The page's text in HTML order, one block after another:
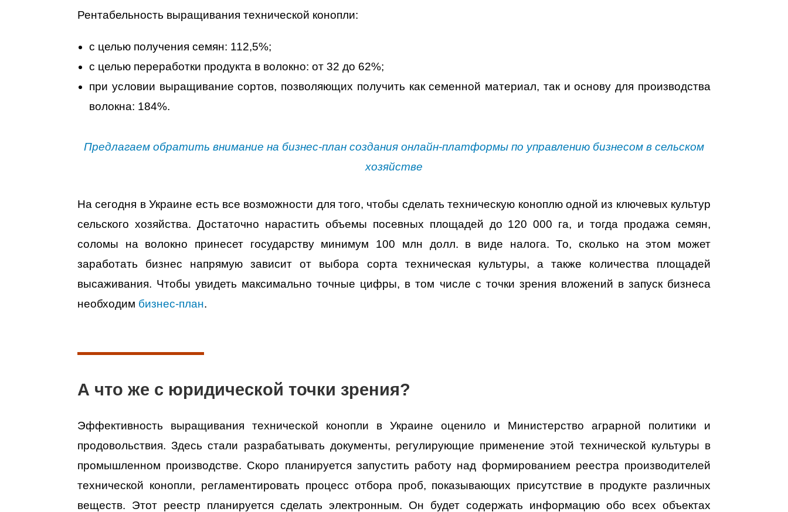
Рентабельность выращивания технической конопли:
с целью получения семян: 112,5%;
с целью переработки продукта в волокно: от 32 до 62%;
при условии выращивание сортов, позволяющих получить как семенной материал, так и основу для производства
волокна: 184%.
Предлагаем обратить внимание на бизнес-план создания онлайн-платформы по управлению бизнесом в сельском
хозяйстве
На сегодня в Украине есть все возможности для того, чтобы сделать техническую коноплю одной из ключевых культур
сельского хозяйства. Достаточно нарастить объемы посевных площадей до 120 000 га, и тогда продажа семян,
соломы на волокно принесет государству минимум 100 млн долл. в виде налога. То, сколько на этом может
заработать бизнес напрямую зависит от выбора сорта техническая культуры, а также количества площадей
высаживания. Чтобы увидеть максимально точные цифры, в том числе с точки зрения вложений в запуск бизнеса
необходим бизнес-план.
А что же с юридической точки зрения?
Эффективность выращивания технической конопли в Украине оценило и Министерство аграрной политики и
продовольствия. Здесь стали разрабатывать документы, регулирующие применение этой технической культуры в
промышленном производстве. Скоро планируется запустить работу над формированием реестра производителей
технической конопли, регламентировать процесс отбора проб, показывающих присутствие в продукте различных
веществ. Этот реестр планируется сделать электронным. Он будет содержать информацию обо всех объектах